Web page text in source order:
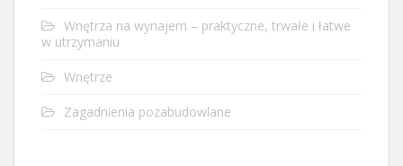
Wnętrza na wynajem – praktyczne, trwałe i łatwe
w utrzymaniu
Wnętrze
Zagadnienia pozabudowlane